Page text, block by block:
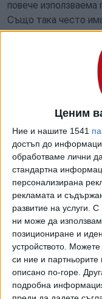
Ценим
Ние и нашите 1541
достъп до
обработваме лични
стандартна
персонализирана
рекламата и
развитие на услуги. С
ни може да
позициониране и
устройството.
си ние и
описано по-горе.
подробна
повече
Също така често
бъдат адаптирани в
тераси нерядко се
Изборът на такъв
продиктуван от
наем. В този случай
придобиване на
локация.
Устойчивото
обуславя и от
утвърдена
училища и детски
междублокови
допълват, че тези
избора над
обекти.
Предлагането на